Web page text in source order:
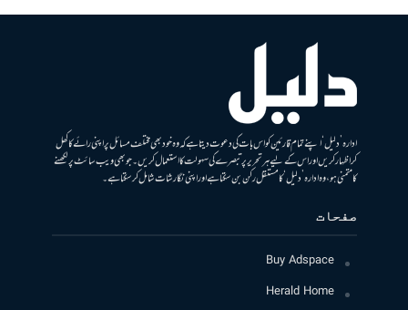
ادارہ ’دلیل‘ اپنے تمام قارئین کو اس بات کی دعوت دیتا ہے کہ وہ خود بھی مختلف مسائل پر اپنی رائے کا کھل
کر اظہار کریں اور اس کے لیے ہر تحریر پر تبصرے کی سہولت کا استعمال کریں۔ جو بھی ویب سائٹ پر لکھنے
کا متمنی ہو، وہ ادارہ ’دلیل‘ کا مستقل رکن بن سکتا ہے اور اپنی نگارشات شامل کرسکتا ہے۔
صفحات
Buy Adspace
Herald Home